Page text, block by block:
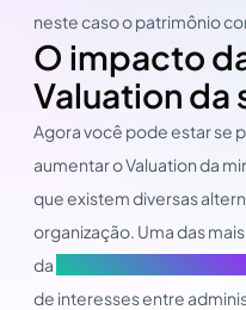
neste caso o patrimônio
O impacto
Valuation da
Agora você pode estar se
aumentar o Valuation da
que existem diversas
organização. Uma das
da
de interesses entre